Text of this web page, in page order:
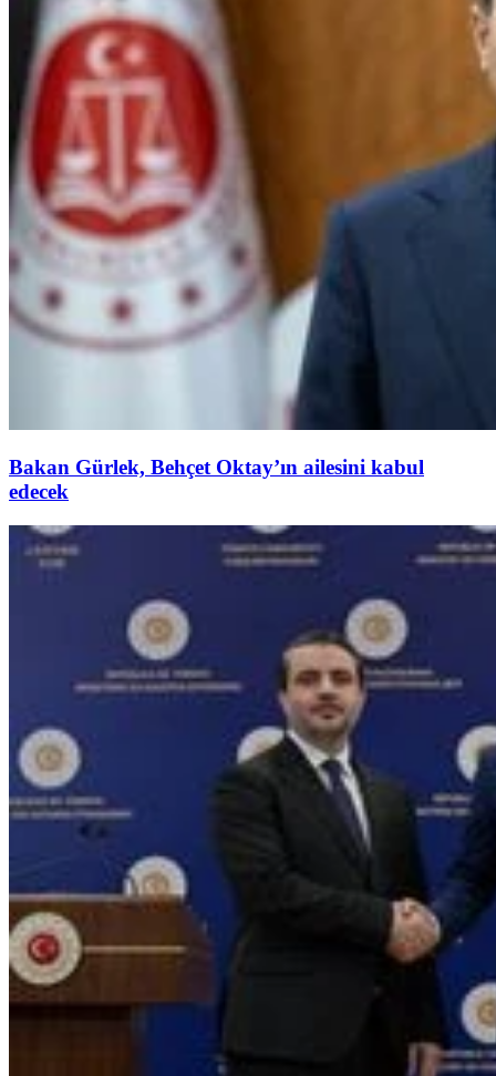
Bakan Gürlek, Behçet Oktay’ın ailesini kabul
edecek